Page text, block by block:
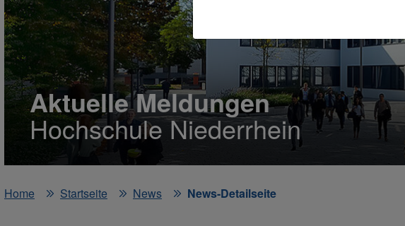
Aktuelle Meldungen
Hochschule Niederrhein
Home
Startseite News News-Detailseite